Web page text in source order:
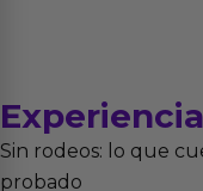
Sin rodeos: lo que
probado